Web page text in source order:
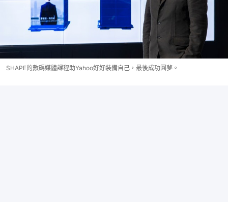
SHAPE的數碼媒體課程助Yahoo好好裝備自己，最後成功圓夢。